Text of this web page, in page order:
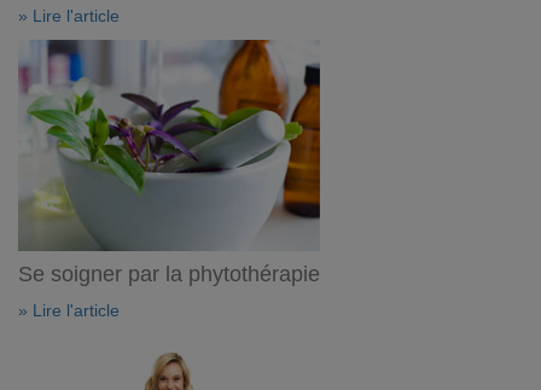
» Lire l'article
Se soigner par la phytothérapie
» Lire l'article